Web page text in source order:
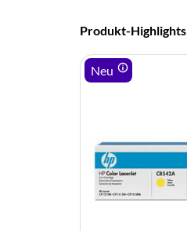
Produkt-Highlights
Neu